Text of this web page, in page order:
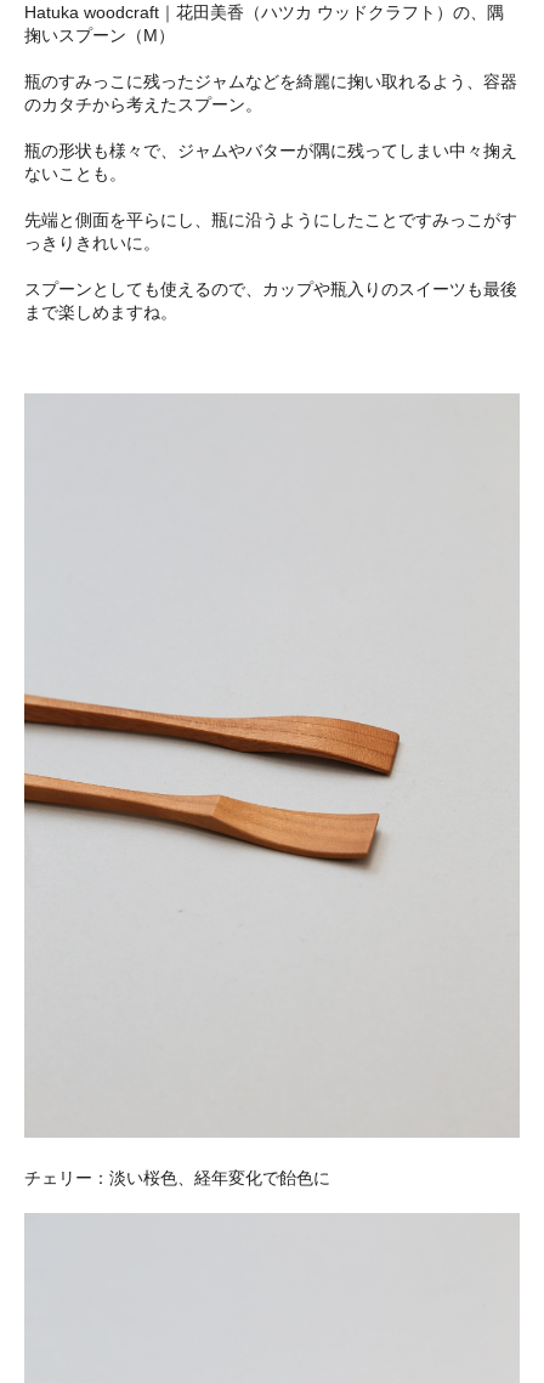
Hatuka woodcraft｜花田美香（ハツカ ウッドクラフト）の、隅
掬いスプーン（M）
瓶のすみっこに残ったジャムなどを綺麗に掬い取れるよう、容器
のカタチから考えたスプーン。
瓶の形状も様々で、ジャムやバターが隅に残ってしまい中々掬え
ないことも。
先端と側面を平らにし、瓶に沿うようにしたことですみっこがす
っきりきれいに。
スプーンとしても使えるので、カップや瓶入りのスイーツも最後
まで楽しめますね。
チェリー：淡い桜色、経年変化で飴色に